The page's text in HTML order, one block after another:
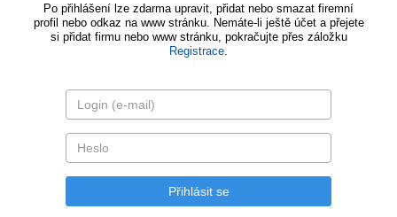
Po přihlášení lze zdarma upravit, přidat nebo smazat firemní
profil nebo odkaz na www stránku. Nemáte-li ještě účet a přejete
si přidat firmu nebo www stránku, pokračujte přes záložku
Registrace.